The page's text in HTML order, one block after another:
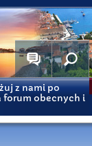
z nami po
forum obecnych i